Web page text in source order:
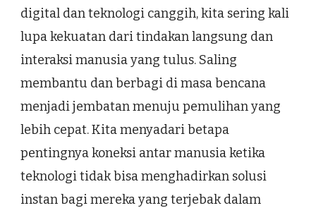
digital dan teknologi canggih, kita sering kali
lupa kekuatan dari tindakan langsung dan
interaksi manusia yang tulus. Saling
membantu dan berbagi di masa bencana
menjadi jembatan menuju pemulihan yang
lebih cepat. Kita menyadari betapa
pentingnya koneksi antar manusia ketika
teknologi tidak bisa menghadirkan solusi
instan bagi mereka yang terjebak dalam